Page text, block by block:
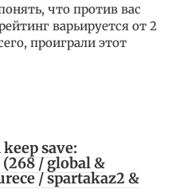
что против вас
варьируется от 2
проиграли этот
save:
/ global &
/ spartakaz2 &